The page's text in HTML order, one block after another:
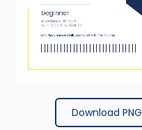
Download PNG